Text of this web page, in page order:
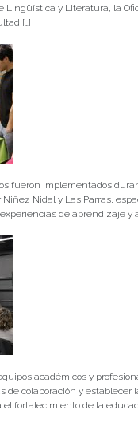
Lingüística y Literatura, la
[…]
fueron implementados
Nidal y Las Parras,
de aprendizaje y
académicos y
de colaboración y establecer
el fortalecimiento de la